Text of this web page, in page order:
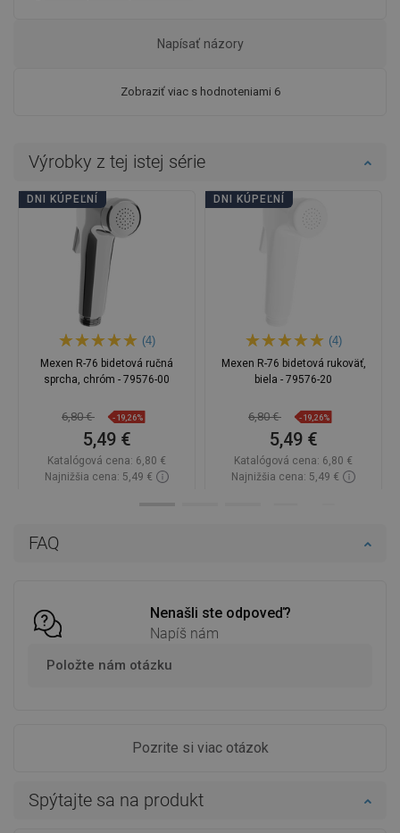
FAQ
Nenašli ste odpoveď?
Napíš nám
Položte nám otázku
Pozrite si viac otázok
Zobraziť viac s hodnoteniami 6
Napísať názory
Spýtajte sa na produkt
Výrobky z tej istej série
DNI KÚPEĽNÍ
(4)
Mexen R-76 bidetová ručná
sprcha, chróm - 79576-00
6,80 € -19,26%
5,49 €
Katalógová cena: 6,80 €
Najnižšia cena: 5,49 €
DNI KÚPEĽNÍ
(4)
Mexen R-76 bidetová rukoväť,
biela - 79576-20
6,80 € -19,26%
5,49 €
Katalógová cena: 6,80 €
Najnižšia cena: 5,49 €